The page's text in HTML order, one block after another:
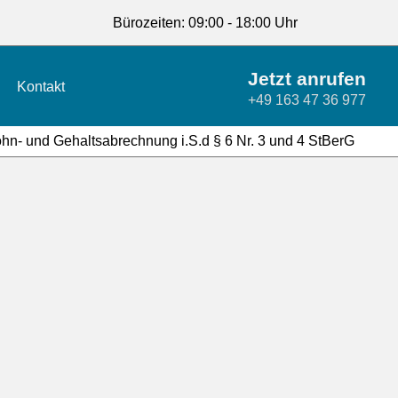
Bürozeiten: 09:00 - 18:00 Uhr
Kontakt Jetzt anrufen
+49 163 47 36 977
und Gehaltsabrechnung i.S.d § 6 Nr. 3 und 4 StBerG